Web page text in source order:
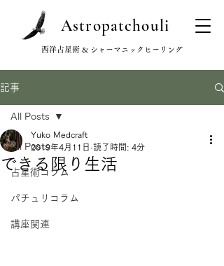
Astropatchouli
西洋占星術 & シャーマニックヒーリング
記事
All Posts
占星術コラム
パチュリコラム
講座関連
All Posts
できる限り生活
Yuko Medcraft
2019年4月11日 読了時間: 4分